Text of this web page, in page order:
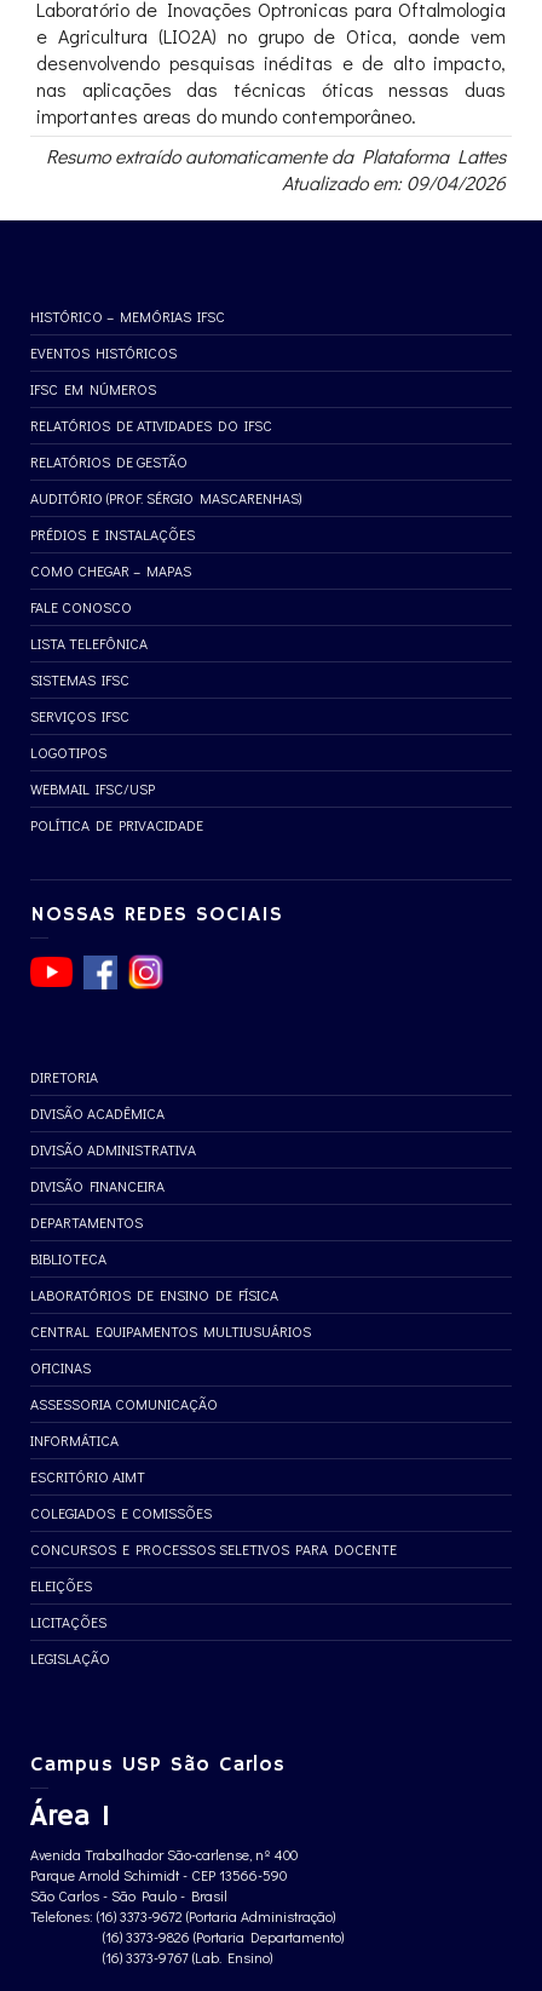
Laboratório de Inovações Optronicas para Oftalmologia
e Agricultura (LIO2A) no grupo de Otica, aonde vem
desenvolvendo pesquisas inéditas e de alto impacto,
nas aplicações das técnicas óticas nessas duas
importantes areas do mundo contemporâneo.
Resumo extraído automaticamente da Plataforma Lattes
Atualizado em: 09/04/2026
HISTÓRICO – MEMÓRIAS IFSC
EVENTOS HISTÓRICOS
IFSC EM NÚMEROS
RELATÓRIOS DE ATIVIDADES DO IFSC
RELATÓRIOS DE GESTÃO
AUDITÓRIO (PROF. SÉRGIO MASCARENHAS)
PRÉDIOS E INSTALAÇÕES
COMO CHEGAR – MAPAS
FALE CONOSCO
LISTA TELEFÔNICA
SISTEMAS IFSC
SERVIÇOS IFSC
LOGOTIPOS
WEBMAIL IFSC/USP
POLÍTICA DE PRIVACIDADE
NOSSAS REDES SOCIAIS
DIRETORIA
DIVISÃO ACADÊMICA
DIVISÃO ADMINISTRATIVA
DIVISÃO FINANCEIRA
DEPARTAMENTOS
BIBLIOTECA
LABORATÓRIOS DE ENSINO DE FÍSICA
CENTRAL EQUIPAMENTOS MULTIUSUÁRIOS
OFICINAS
ASSESSORIA COMUNICAÇÃO
INFORMÁTICA
ESCRITÓRIO AIMT
COLEGIADOS E COMISSÕES
CONCURSOS E PROCESSOS SELETIVOS PARA DOCENTE
ELEIÇÕES
LICITAÇÕES
LEGISLAÇÃO
Campus USP São Carlos
Área 1
Avenida Trabalhador São-carlense, nº 400
Parque Arnold Schimidt - CEP 13566-590
São Carlos - São Paulo - Brasil
Telefones: (16) 3373-9672 (Portaria Administração)
(16) 3373-9826 (Portaria Departamento)
(16) 3373-9767 (Lab. Ensino)